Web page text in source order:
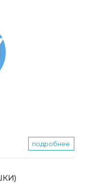
подробнее